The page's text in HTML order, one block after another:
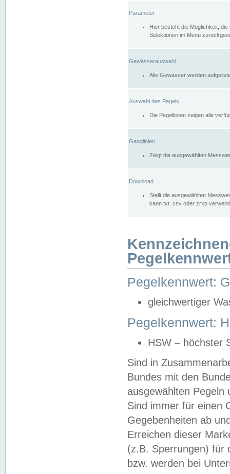
Parameter
Hier besteht die Möglichkeit,
Selektionen im Menü
Gewässerauswahl
Alle Gewässer werden
Auswahl des Pegels
Die Pegellisten zeigen alle
Ganglinien
Zeigt die ausgewählten
Download
Stellt die ausgewählten
kann txt, csv oder zrxp
Pegelkennwert:
gleichwertiger
Pegelkennwert:
HSW – höchster
Sind in
Bundes mit den
ausgewählten
Sind immer für einen
Gegebenheiten ab
Erreichen dieser
(z.B. Sperrungen) für
bzw. werden bei